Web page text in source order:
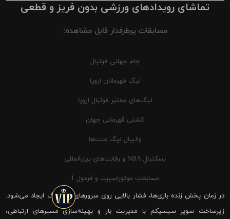
تماشای رویدادهای ورزشی بدون فریز و قطعی
مسابقات پرطرفدار قابل مشاهده:
جام جهانی فوتبال
لیگ قهرمانان اروپا
لیگ‌های معتبر فوتبال اروپا
کشتی قهرمانی جهان
والیبال لیگ ملت‌ها
بسکتبال NBA و رقابت‌های بین‌المللی
مسابقات موتوراسپرت و فرمول 1
در زمان پخش زنده بازی‌ها، فشار بالایی روی سرورهای شیرینگ ایجاد می‌شود.
زیرساخت سوپر سیسیکم با مدیریت بار و بهینه‌سازی مسیرهای ارتباطی،